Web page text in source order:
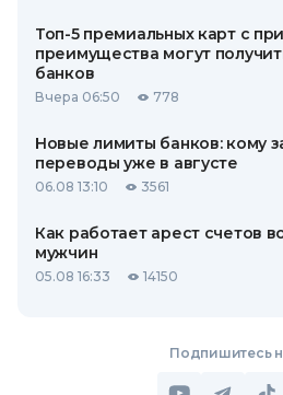
Топ-5 премиальных карт с
преимущества могут
банков
Вчера 06:50 778
Новые лимиты банков: кому
переводы уже в августе
06.08 13:10 3561
Как работает арест счетов
мужчин
05.08 16:33 14150
Подпишитесь